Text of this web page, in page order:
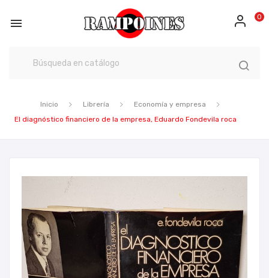
 0
Inicio Librería
Economía y empresa
El diagnóstico financiero de la empresa, Eduardo Fondevila roca